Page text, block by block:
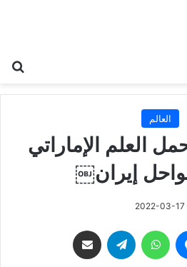
العالم
العلم الإماراتي
إيران￼
2022-03-17
ماسنجر واتساب تيلقرام